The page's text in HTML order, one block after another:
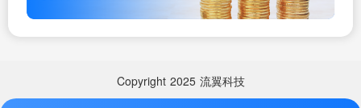
Copyright 2025 流翼科技